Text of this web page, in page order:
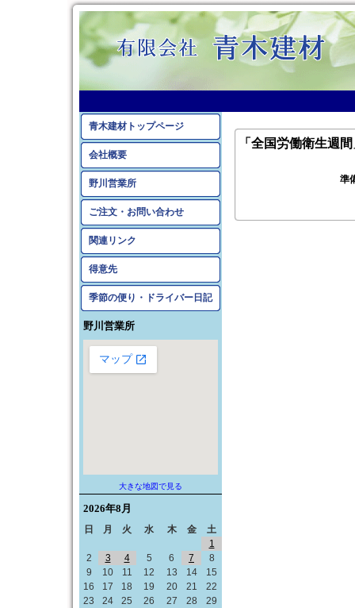
青木建材トップページ
会社概要
野川営業所
ご注文・お問い合わせ
関連リンク
得意先
季節の便り・ドライバー日記
野川営業所
大きな地図で見る
2026年8月
日 月 火 水 木 金 土
1
2
3 4 5 6 7
8
9
10 11 12 13 14
15
16
17 18 19 20 21
22
23
24 25 26 27 28
29
「全国労働衛生週
準